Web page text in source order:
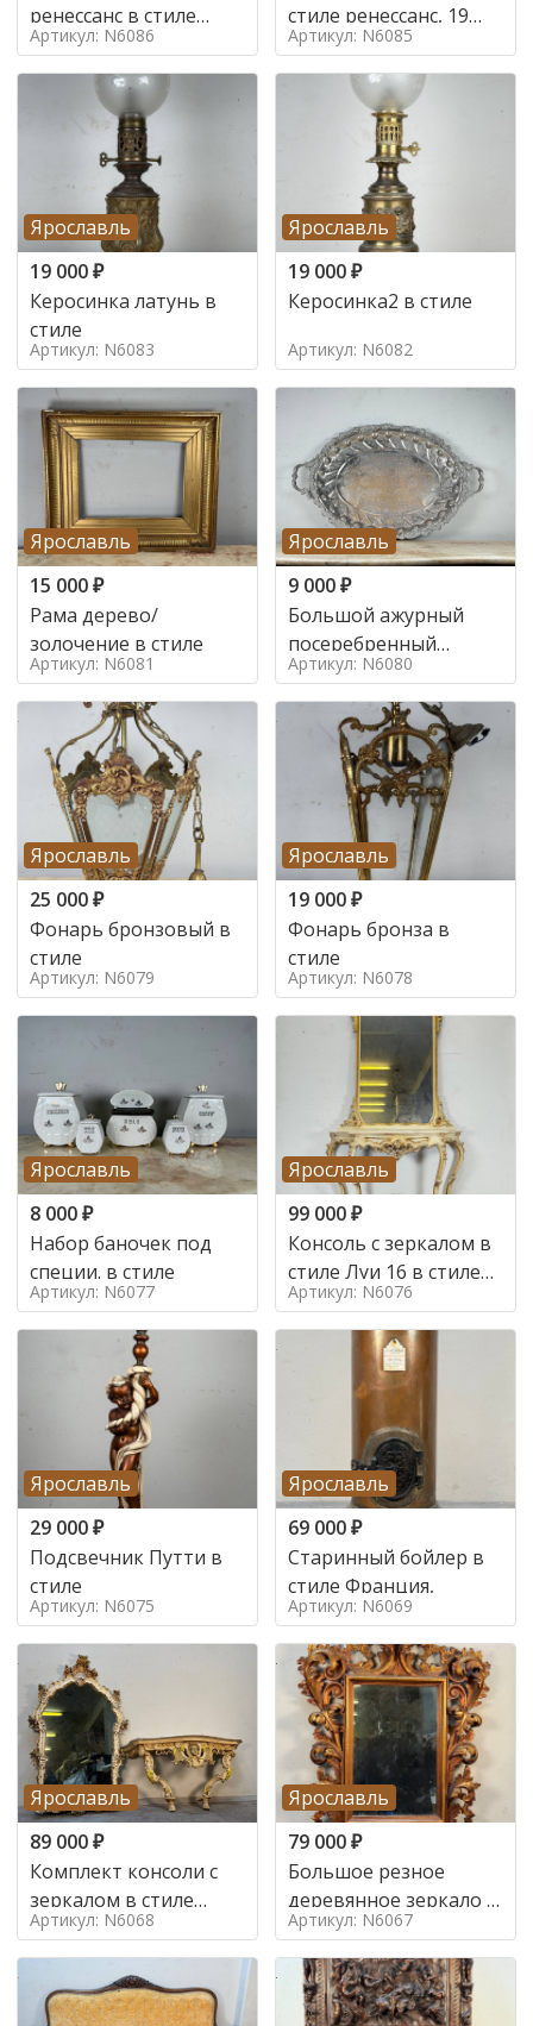
ренессанс в стиле
ренессанс,
Артикул: N6086
стиле ренессанс, 19
век
Артикул: N6085
Ярославль
19 000₽
Керосинка латунь в
стиле
Артикул: N6083
Ярославль
19 000₽
Керосинка2 в стиле
Артикул: N6082
Ярославль
15 000₽
Рама дерево/
золочение в стиле
Артикул: N6081
Ярославль
9 000₽
Большой ажурный
посеребренный
поднос в стиле
Артикул: N6080
Ярославль
25 000₽
Фонарь бронзовый в
стиле
Артикул: N6079
Ярославль
19 000₽
Фонарь бронза в
стиле
Артикул: N6078
Ярославль
8 000₽
Набор баночек под
специи. в стиле
Артикул: N6077
Ярославль
99 000₽
Консоль с зеркалом в
стиле Луи 16 в стиле
Луи 16, Италия,
Артикул: N6076
Ярославль
29 000₽
Подсвечник Путти в
стиле
Артикул: N6075
Ярославль
69 000₽
Старинный бойлер в
стиле Франция,
Артикул: N6069
Ярославль
89 000₽
Комплект консоли с
зеркалом в стиле
ренессанс,
Артикул: N6068
Ярославль
79 000₽
Большое резное
деревянное зеркало с
золочением в стиле
Артикул: N6067